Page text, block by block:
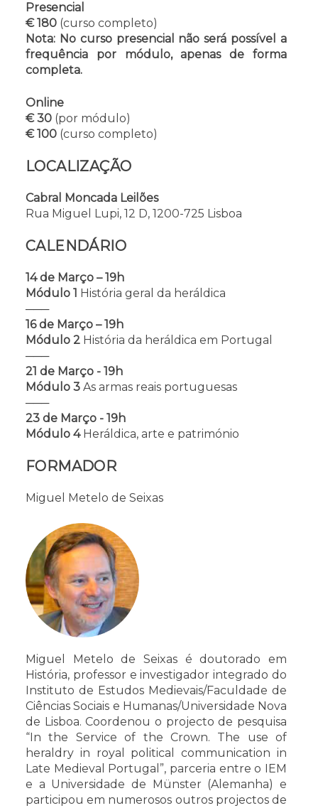
Presencial
€ 180 (curso completo)
Nota: No curso presencial não será possível a
frequência por módulo, apenas de forma
completa.
Online
€ 30 (por módulo)
€ 100 (curso completo)
LOCALIZAÇÃO
Cabral Moncada Leilões
Rua Miguel Lupi, 12 D, 1200-725 Lisboa
CALENDÁRIO
14 de Março – 19h
Módulo 1 História geral da heráldica
───
16 de Março – 19h
Módulo 2 História da heráldica em Portugal
───
21 de Março - 19h
Módulo 3 As armas reais portuguesas
───
23 de Março - 19h
Módulo 4Heráldica, arte e património
FORMADOR
Miguel Metelo de Seixas
Miguel Metelo de Seixas é doutorado em
História, professor e investigador integrado do
Instituto de Estudos Medievais/Faculdade de
Ciências Sociais e Humanas/Universidade Nova
de Lisboa. Coordenou o projecto de pesquisa
“In the Service of the Crown. The use of
heraldry in royal political communication in
Late Medieval Portugal”, parceria entre o IEM
e a Universidade de Münster (Alemanha) e
participou em numerosos outros projectos de